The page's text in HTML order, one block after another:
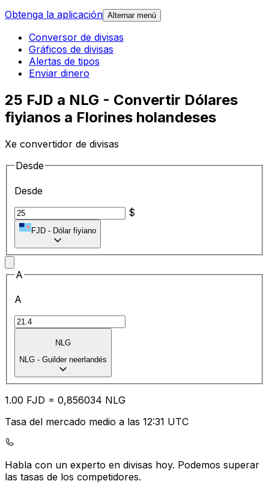
Obtenga la aplicación Alternar menú
Conversor de divisas
Gráficos de divisas
Alertas de tipos
Enviar dinero
25 FJD a NLG - Convertir Dólares
fiyianos a Florines holandeses
Xe convertidor de divisas
Desde
Desde
$
FJD - Dólar fiyiano
A
A
NLG
NLG - Guilder neerlandés
1.00 FJD = 0,856034 NLG
Tasa del mercado medio a las 12:31 UTC
Habla con un experto en divisas hoy. Podemos superar
las tasas de los competidores.